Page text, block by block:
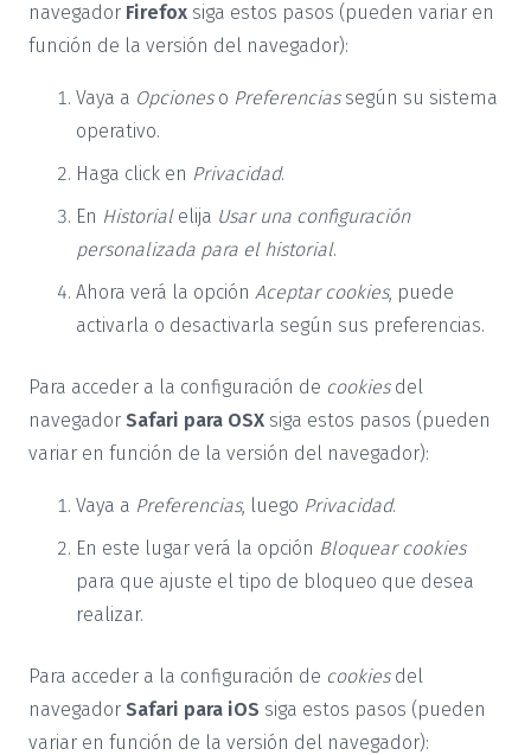
navegador Firefox siga estos pasos (pueden variar en
función de la versión del navegador):
Vaya a Opcioneso Preferenciassegún su sistema
operativo.
Haga click en Privacidad.
En Historialelija Usar una configuración
personalizada para el historial.
Ahora verá la opción Aceptar cookies, puede
activarla o desactivarla según sus preferencias.
Para acceder a la configuración de cookiesdel
navegador Safari para OSX siga estos pasos (pueden
variar en función de la versión del navegador):
Vaya a Preferencias, luego Privacidad.
En este lugar verá la opción Bloquear cookies
para que ajuste el tipo de bloqueo que desea
realizar.
Para acceder a la configuración de cookiesdel
navegador Safari para iOS siga estos pasos (pueden
variar en función de la versión del navegador):